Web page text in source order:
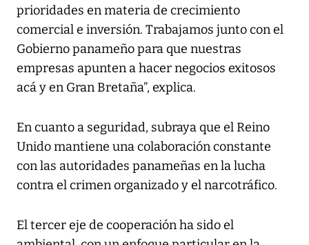
prioridades en materia de crecimiento
comercial e inversión. Trabajamos junto con el
Gobierno panameño para que nuestras
empresas apunten a hacer negocios exitosos
acá y en Gran Bretaña”, explica.
En cuanto a seguridad, subraya que el Reino
Unido mantiene una colaboración constante
con las autoridades panameñas en la lucha
contra el crimen organizado y el narcotráfico.
El tercer eje de cooperación ha sido el